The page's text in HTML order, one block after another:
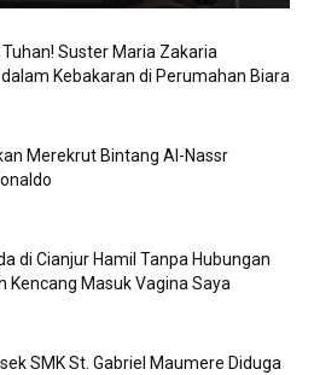
Suster Maria Zakaria
Kebakaran di Perumahan Biara
Merekrut Bintang Al-Nassr
di Cianjur Hamil Tanpa Hubungan
Kencang Masuk Vagina Saya
SMK St. Gabriel Maumere Diduga